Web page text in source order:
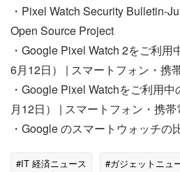
・Pixel Watch Security Bulletin-
Open Source Project
・Google Pixel Watch 2をご利
6月12日） | スマートフォン・携
・Google Pixel Watchをご利用
月12日） | スマートフォン・携
・Google のスマートウォッチの
#IT 経済ニュース #ガジェットニュ